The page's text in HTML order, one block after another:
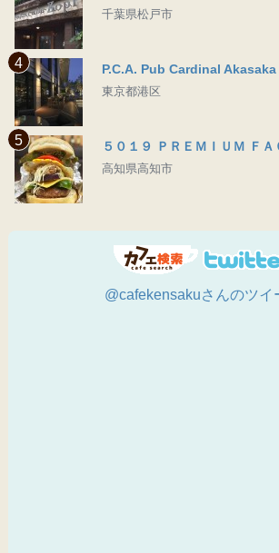
千葉県松戸市
4 P.C.A. Pub Cardinal Akasaka
東京都港区
5 ５０１９ ＰＲＥＭＩＵＭ ＦＡ
高知県高知市
@cafekensakuさんのツイ